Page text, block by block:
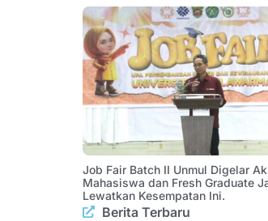
Job Fair Batch II Unmul Digelar
Mahasiswa dan Fresh Graduate
Lewatkan Kesempatan Ini.
Berita Terbaru